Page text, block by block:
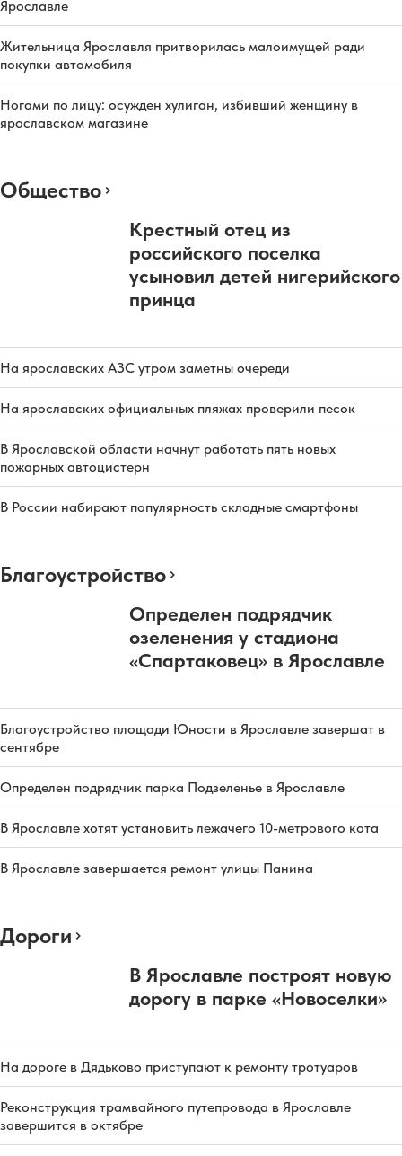
Ярославле
Жительница Ярославля притворилась малоимущей ради
покупки автомобиля
Ногами по лицу: осужден хулиган, избивший женщину в
ярославском магазине
Общество
Крестный отец из
российского поселка
усыновил детей нигерийского
принца
На ярославских АЗС утром заметны очереди
На ярославских официальных пляжах проверили песок
В Ярославской области начнут работать пять новых
пожарных автоцистерн
В России набирают популярность складные смартфоны
Благоустройство
Определен подрядчик
озеленения у стадиона
«Спартаковец» в Ярославле
Благоустройство площади Юности в Ярославле завершат в
сентябре
Определен подрядчик парка Подзеленье в Ярославле
В Ярославле хотят установить лежачего 10-метрового кота
В Ярославле завершается ремонт улицы Панина
Дороги
В Ярославле построят новую
дорогу в парке «Новоселки»
На дороге в Дядьково приступают к ремонту тротуаров
Реконструкция трамвайного путепровода в Ярославле
завершится в октябре